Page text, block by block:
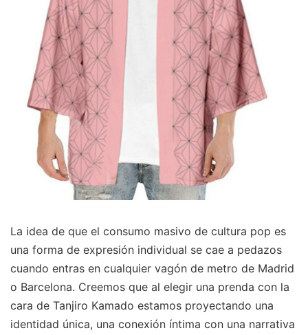
La idea de que el consumo masivo de cultura pop es
una forma de expresión individual se cae a pedazos
cuando entras en cualquier vagón de metro de Madrid
o Barcelona. Creemos que al elegir una prenda con la
cara de Tanjiro Kamado estamos proyectando una
identidad única, una conexión íntima con una narrativa